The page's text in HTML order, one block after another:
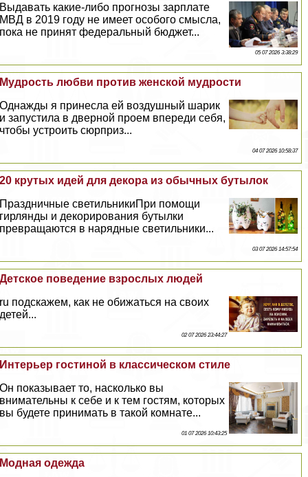
Выдавать какие-либо прогнозы зарплате
МВД в 2019 году не имеет особого смысла,
пока не принят федеральный бюджет...
05 07 2026 3:38:29
Мудрость любви против женской мудрости
Однажды я принесла ей воздушный шарик
и запустила в дверной проем впереди себя,
чтобы устроить сюрприз...
04 07 2026 10:58:37
20 крутых идей для декора из обычных бутылок
Праздничные светильникиПри помощи
гирлянды и декорирования бутылки
превращаются в нарядные светильники...
03 07 2026 14:57:54
Детское поведение взрослых людей
ru подскажем, как не обижаться на своих
детей...
02 07 2026 23:44:27
Интерьер гостиной в классическом стиле
Он показывает то, насколько вы
внимательны к себе и к тем гостям, которых
вы будете принимать в такой комнате...
01 07 2026 10:43:25
Модная одежда